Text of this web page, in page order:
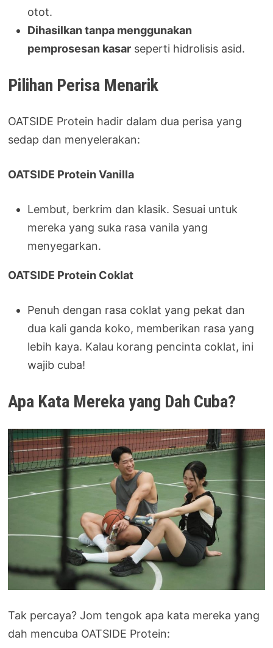
otot.
Dihasilkan tanpa menggunakan
pemprosesan kasar seperti hidrolisis asid.
Pilihan Perisa Menarik
OATSIDE Protein hadir dalam dua perisa yang
sedap dan menyelerakan:
OATSIDE Protein Vanilla
Lembut, berkrim dan klasik. Sesuai untuk
mereka yang suka rasa vanila yang
menyegarkan.
OATSIDE Protein Coklat
Penuh dengan rasa coklat yang pekat dan
dua kali ganda koko, memberikan rasa yang
lebih kaya. Kalau korang pencinta coklat, ini
wajib cuba!
Apa Kata Mereka yang Dah Cuba?
Tak percaya? Jom tengok apa kata mereka yang
dah mencuba OATSIDE Protein: